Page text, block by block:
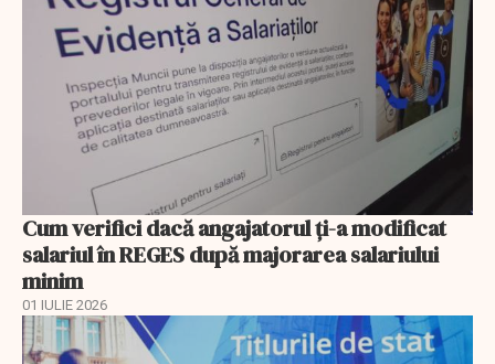
Cum verifici dacă angajatorul ți-a modificat
salariul în REGES după majorarea salariului
minim
01 IULIE 2026